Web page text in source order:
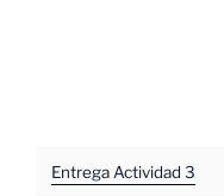
Entrega Actividad 3